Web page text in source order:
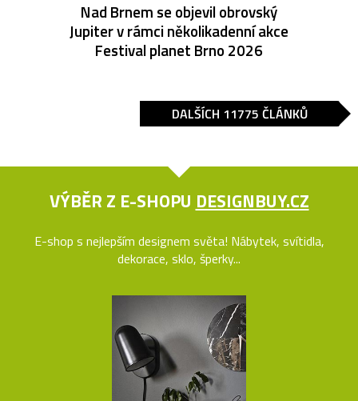
Nad Brnem se objevil obrovský
Jupiter v rámci několikadenní akce
Festival planet Brno 2026
DALŠÍCH 11775 ČLÁNKŮ
VÝBĚR Z E-SHOPU DESIGNBUY.CZ
E-shop s nejlepším designem světa! Nábytek, svítidla,
dekorace, sklo, šperky...